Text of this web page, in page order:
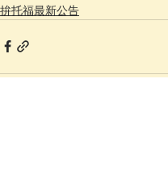
拚托福最新公告